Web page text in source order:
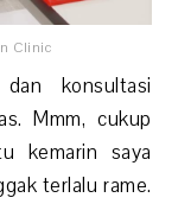
Clinic
dan konsultasi
Mmm, cukup
kemarin saya
terlalu rame.